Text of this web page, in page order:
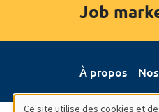
Job
À propos
Ce site utilise des cookies et